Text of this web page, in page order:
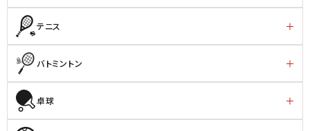
テニス
バトミントン
卓球